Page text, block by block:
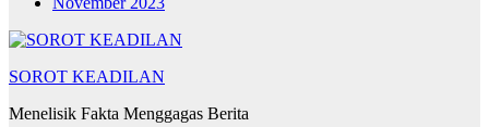
SOROT KEADILAN
Menelisik Fakta Menggagas Berita